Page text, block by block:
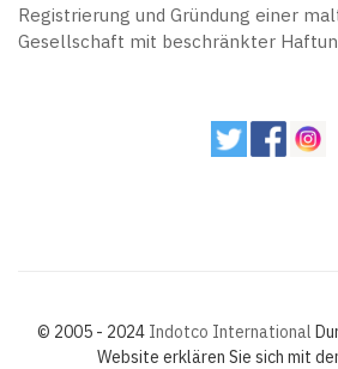
Registrierung und Gründung einer
Gesellschaft mit beschränkter
© 2005 - 2024 Indotco International
Website erklären Sie sich mit